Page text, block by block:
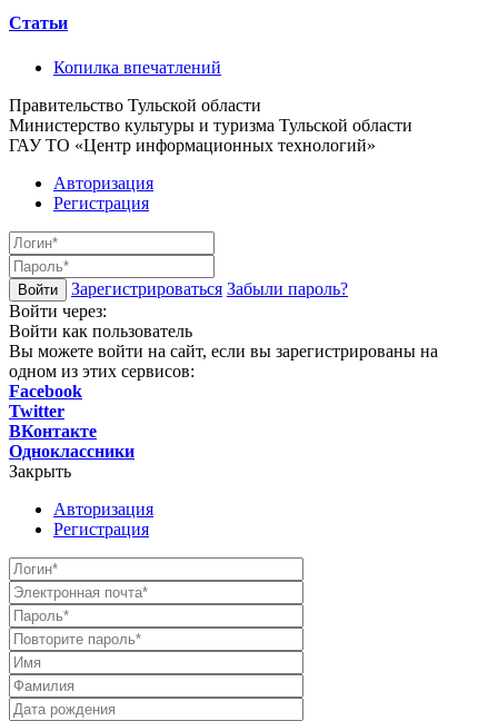
Статьи
Копилка впечатлений
Правительство Тульской области
Министерство культуры и туризма Тульской области
ГАУ ТО «Центр информационных технологий»
Авторизация
Регистрация
Зарегистрироваться Забыли пароль?
Войти через:
Войти как пользователь
Вы можете войти на сайт, если вы зарегистрированы на
одном из этих сервисов:
Facebook
Twitter
ВКонтакте
Одноклассники
Закрыть
Авторизация
Регистрация